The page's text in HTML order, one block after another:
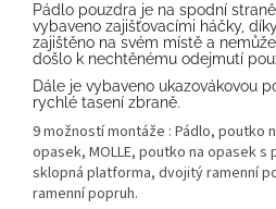
Pádlo pouzdra je na spodní
vybaveno zajišťovacími háčky,
zajištěno na svém místě a
došlo k nechtěnému odejmutí
Dále je vybaveno ukazovákovou
rychlé tasení zbraně.
9 možností montáže : Pádlo, poutko
opasek, MOLLE, poutko na opasek s
sklopná platforma, dvojitý ramenní
ramenní popruh.